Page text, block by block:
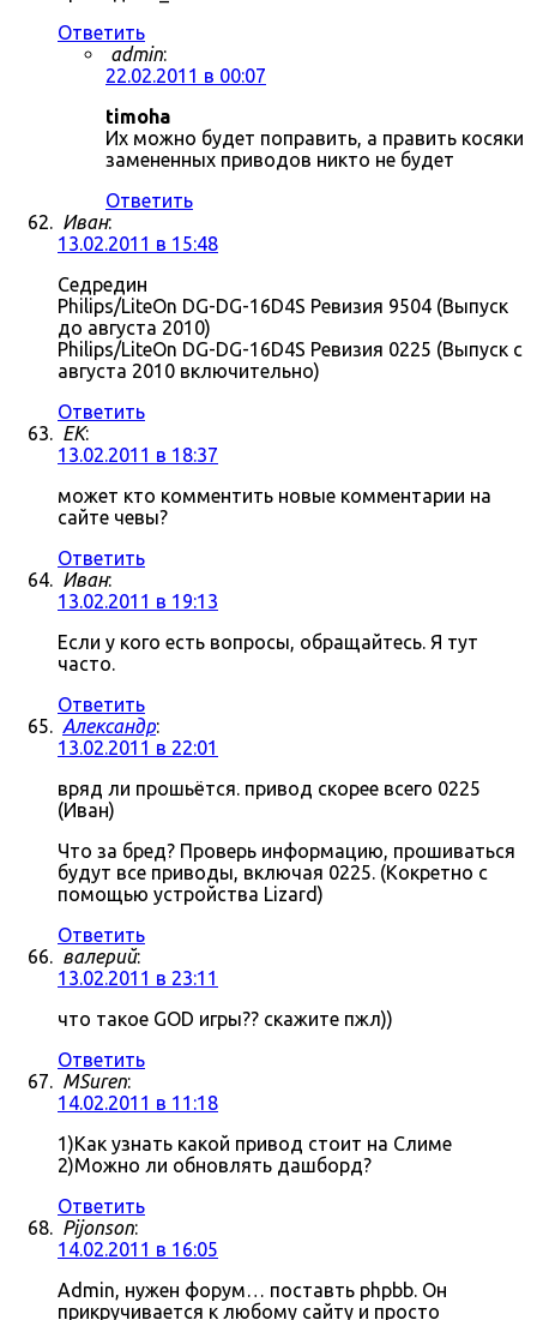
Ответить
admin:
22.02.2011 в 00:07
timoha
Их можно будет поправить, а править косяки
замененных приводов никто не будет
Ответить
Иван:
13.02.2011 в 15:48
Седредин
Philips/LiteOn DG-DG-16D4S Ревизия 9504 (Выпуск
до августа 2010)
Philips/LiteOn DG-DG-16D4S Ревизия 0225 (Выпуск с
августа 2010 включительно)
Ответить
ЕK:
13.02.2011 в 18:37
может кто комментить новые комментарии на
сайте чевы?
Ответить
Иван:
13.02.2011 в 19:13
Если у кого есть вопросы, обращайтесь. Я тут
часто.
Ответить
Александр:
13.02.2011 в 22:01
вряд ли прошьётся. привод скорее всего 0225
(Иван)
Что за бред? Проверь информацию, прошиваться
будут все приводы, включая 0225. (Кокретно с
помощью устройства Lizard)
Ответить
валерий:
13.02.2011 в 23:11
что такое GOD игры?? скажите пжл))
Ответить
MSuren:
14.02.2011 в 11:18
1)Как узнать какой привод стоит на Слиме
2)Можно ли обновлять дашборд?
Ответить
Pijonson:
14.02.2011 в 16:05
Admin, нужен форум… поставть phpbb. Он
прикручивается к любому сайту и просто